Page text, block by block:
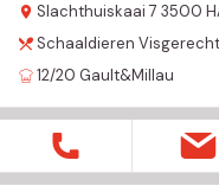
Slachthuiskaai 7 3500
Schaaldieren
12/20 Gault&Millau